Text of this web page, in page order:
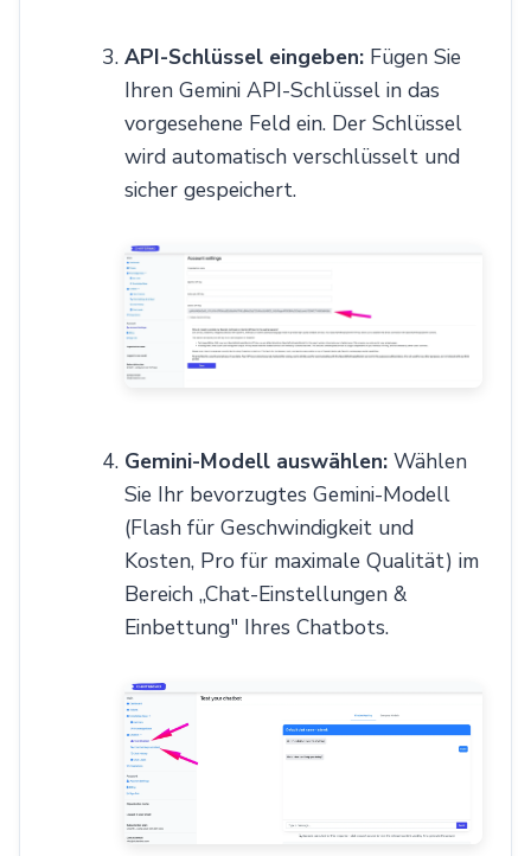
API-Schlüssel eingeben: Fügen Sie
Ihren Gemini API-Schlüssel in das
vorgesehene Feld ein. Der Schlüssel
wird automatisch verschlüsselt und
sicher gespeichert.
Gemini-Modell auswählen: Wählen
Sie Ihr bevorzugtes Gemini-Modell
(Flash für Geschwindigkeit und
Kosten, Pro für maximale Qualität) im
Bereich „Chat-Einstellungen &
Einbettung" Ihres Chatbots.